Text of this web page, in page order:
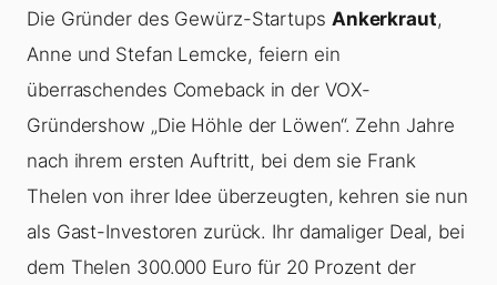
Die Gründer des Gewürz-Startups Ankerkraut,
Anne und Stefan Lemcke, feiern ein
überraschendes Comeback in der VOX-
Gründershow „Die Höhle der Löwen“. Zehn Jahre
nach ihrem ersten Auftritt, bei dem sie Frank
Thelen von ihrer Idee überzeugten, kehren sie nun
als Gast-Investoren zurück. Ihr damaliger Deal, bei
dem Thelen 300.000 Euro für 20 Prozent der